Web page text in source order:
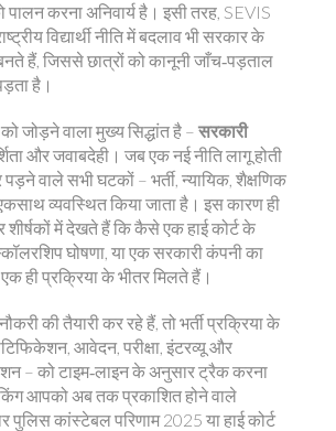
करना अनिवार्य है। इसी तरह, SEVIS
विद्यार्थी नीति में बदलाव भी सरकार के
हैं, जिससे छात्रों को कानूनी जाँच‑पड़ताल
है।
जोड़ने वाला मुख्य सिद्धांत है – सरकारी
और जवाबदेही। जब एक नई नीति लागू होती
वाले सभी घटकों – भर्ती, न्यायिक, शैक्षणिक
व्यवस्थित किया जाता है। इस कारण ही
शीर्षकों में देखते हैं कि कैसे एक हाई कोर्ट के
घोषणा, या एक सरकारी कंपनी का
ही प्रक्रिया के भीतर मिलते हैं।
की तैयारी कर रहे हैं, तो भर्ती प्रक्रिया के
आवेदन, परीक्षा, इंटरव्यू और
– को टाइम‑लाइन के अनुसार ट्रैक करना
आपको अब तक प्रकाशित होने वाले
पुलिस कांस्टेबल परिणाम 2025 या हाई कोर्ट